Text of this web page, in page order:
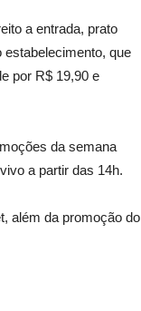
a entrada, prato
que
por R$ 19,90 e
da semana
a partir das 14h.
além da promoção do